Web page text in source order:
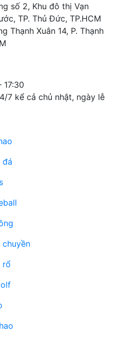
số 2, Khu đô thị Vạn
TP. Thủ Đức, TP.HCM
Thạnh Xuân 14, P. Thạnh
17:30
7 kể cả chủ nhật, ngày lễ
đá
rổ